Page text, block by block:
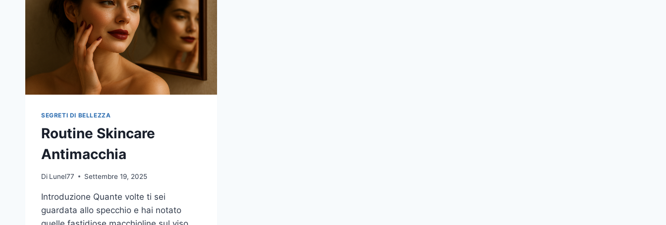
SEGRETI DI BELLEZZA
Routine Skincare
Antimacchia
Di Lunel77 Settembre 19, 2025
Introduzione Quante volte ti sei
guardata allo specchio e hai notato